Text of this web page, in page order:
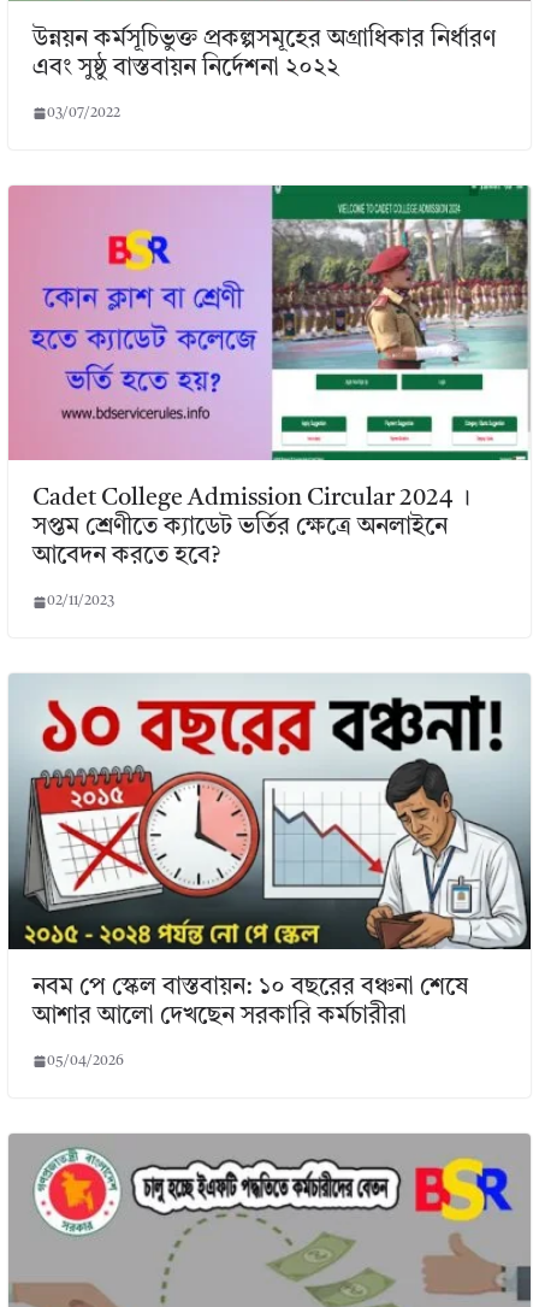
উন্নয়ন কর্মসূচিভুক্ত প্রকল্পসমূহের অগ্রাধিকার নির্ধারণ
এবং সুষ্ঠু বাস্তবায়ন নির্দেশনা ২০২২
03/07/2022
Cadet College Admission Circular 2024 ।
সপ্তম শ্রেণীতে ক্যাডেট ভর্তির ক্ষেত্রে অনলাইনে
আবেদন করতে হবে?
02/11/2023
নবম পে স্কেল বাস্তবায়ন: ১০ বছরের বঞ্চনা শেষে
আশার আলো দেখছেন সরকারি কর্মচারীরা
05/04/2026